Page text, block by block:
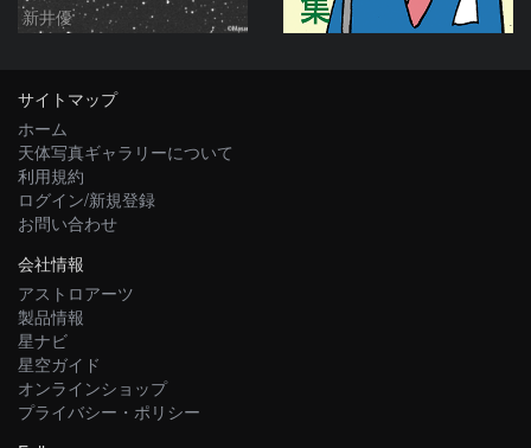
新井優
サイトマップ
ホーム
天体写真ギャラリーについて
利用規約
ログイン/新規登録
お問い合わせ
会社情報
アストロアーツ
製品情報
星ナビ
星空ガイド
オンラインショップ
プライバシー・ポリシー